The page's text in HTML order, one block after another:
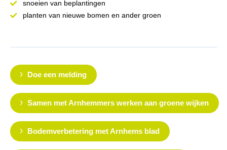
snoeien van beplantingen
planten van nieuwe bomen en ander groen
Doe een melding
Samen met Arnhemmers werken aan groene wijken
Bodemverbetering met Arnhems blad